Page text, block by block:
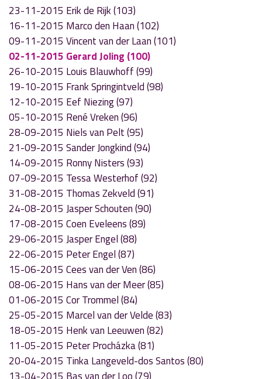
23-11-2015 Erik de Rijk (103)
16-11-2015 Marco den Haan (102)
09-11-2015 Vincent van der Laan (101)
02-11-2015 Gerard Joling (100)
26-10-2015 Louis Blauwhoff (99)
19-10-2015 Frank Springintveld (98)
12-10-2015 Eef Niezing (97)
05-10-2015 René Vreken (96)
28-09-2015 Niels van Pelt (95)
21-09-2015 Sander Jongkind (94)
14-09-2015 Ronny Nisters (93)
07-09-2015 Tessa Westerhof (92)
31-08-2015 Thomas Zekveld (91)
24-08-2015 Jasper Schouten (90)
17-08-2015 Coen Eveleens (89)
29-06-2015 Jasper Engel (88)
22-06-2015 Peter Engel (87)
15-06-2015 Cees van der Ven (86)
08-06-2015 Hans van der Meer (85)
01-06-2015 Cor Trommel (84)
25-05-2015 Marcel van der Velde (83)
18-05-2015 Henk van Leeuwen (82)
11-05-2015 Peter Procházka (81)
20-04-2015 Tinka Langeveld-dos Santos (80)